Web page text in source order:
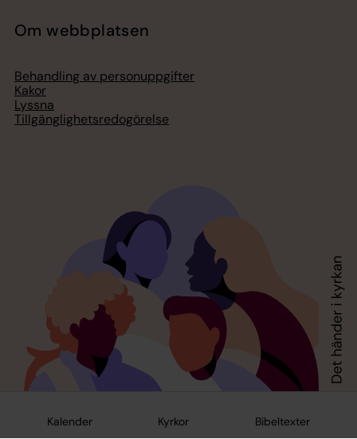
Kalender Kyrkor Bibeltexter
Om webbplatsen
Behandling av personuppgifter
Kakor
Lyssna
Tillgänglighetsredogörelse